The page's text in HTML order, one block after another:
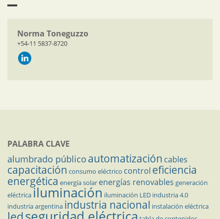
Norma Toneguzzo
+54-11 5837-8720
PALABRA CLAVE
alumbrado público automatización cables
capacitación consumo eléctrico control eficiencia
energética energía solar energías renovables generación
eléctricailuminación iluminación LED industria 4.0
industria argentina industria nacional instalación eléctrica